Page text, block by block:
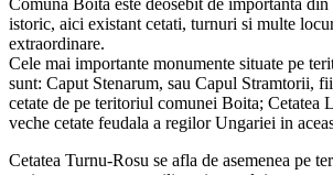
istoric, aici existant cetati, turnuri si multe
extraordinare.
Cele mai importante monumente situate pe
sunt: Caput Stenarum, sau Capul Stramtorii,
cetate de pe teritoriul comunei Boita; Cetatea
veche cetate feudala a regilor Ungariei in
Cetatea Turnu-Rosu se afla de asemenea pe